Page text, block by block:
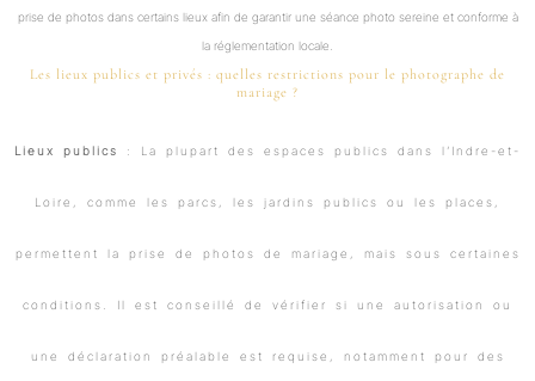
prise de photos dans certains lieux afin de garantir une séance photo sereine et conforme à
la réglementation locale.
Les lieux publics et privés : quelles restrictions pour le photographe de
mariage ?
Lieux publics : La plupart des espaces publics dans l’Indre-et-
Loire, comme les parcs, les jardins publics ou les places,
permettent la prise de photos de mariage, mais sous certaines
conditions. Il est conseillé de vérifier si une autorisation ou
une déclaration préalable est requise, notamment pour des